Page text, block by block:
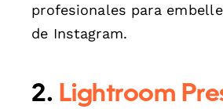
profesionales para
de Instagram.
2. Lightroom